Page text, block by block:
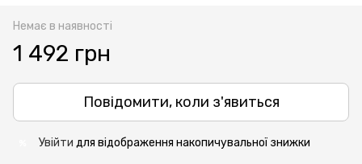
Немає в наявності
1 492 грн
Повідомити, коли з'явиться
Увійти для відображення накопичувальної знижки